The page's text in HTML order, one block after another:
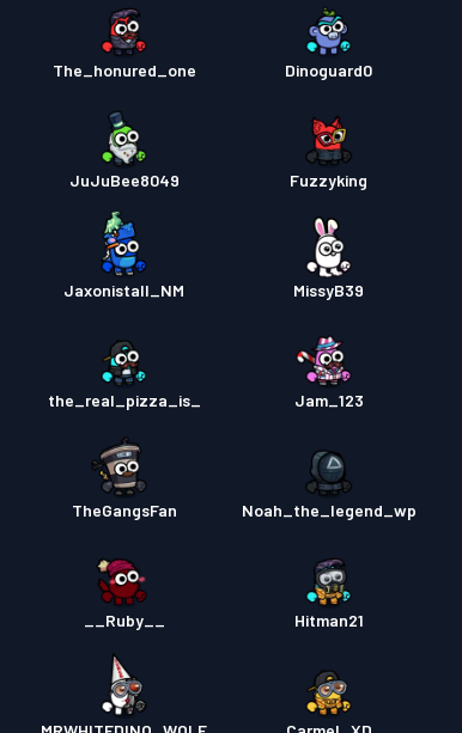
The_honured_one Dinoguard0
JuJuBee8049 Fuzzyking
Jaxonistall_NM MissyB39
the_real_pizza_is_ Jam_123
TheGangsFan Noah_the_legend_wp
__Ruby__ Hitman21